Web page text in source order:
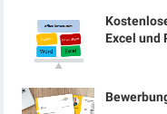
Excel und